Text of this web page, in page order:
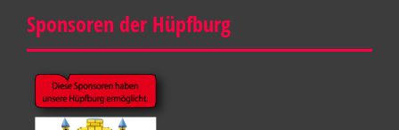
Sponsoren der Hüpfburg